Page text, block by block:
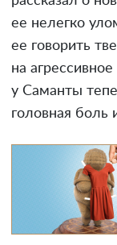
ее нелегко
ее говорить
на
у Саманты
головная боль